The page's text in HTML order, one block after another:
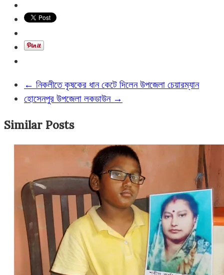
← নিকলীতে কৃষকের ধান কেটে দিলেন উপজেলা চেয়ারম্যান
হোসেনপুর উপজেলা লকডাউন →
Similar Posts